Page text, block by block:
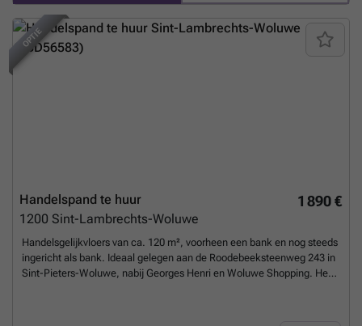
of Brussels. Discover it at L&P!Meer weten?
OPTIE
1 890 €
Handelspand te huur
1200 Sint-Lambrechts-Woluwe
Handelsgelijkvloers van ca. 120 m², voorheen een bank en nog steeds
ingericht als bank. Ideaal gelegen aan de Roodebeeksteenweg 243 in
Sint-Pieters-Woluwe, nabij Georges Henri en Woluwe Shopping. Het